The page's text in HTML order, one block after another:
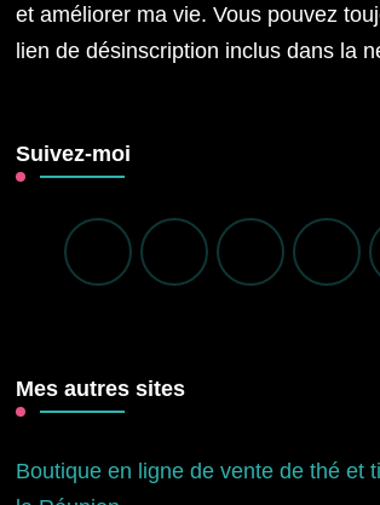
et améliorer ma vie. Vous pouvez
lien de désinscription inclus dans la
Suivez-moi
Mes autres sites
Boutique en ligne de vente de thé et